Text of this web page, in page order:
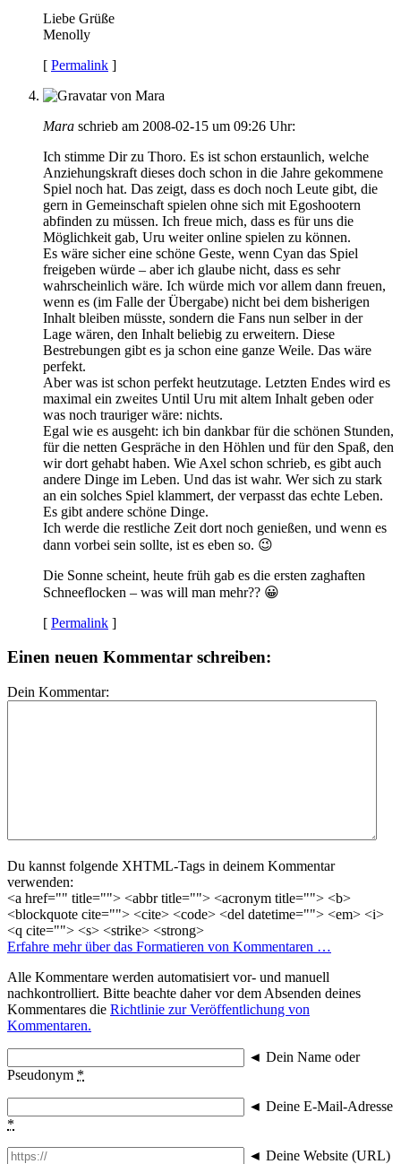
Liebe Grüße
Menolly
[ Permalink ]
Mara schrieb am 2008-02-15 um 09:26 Uhr:
Ich stimme Dir zu Thoro. Es ist schon erstaunlich, welche
Anziehungskraft dieses doch schon in die Jahre gekommene
Spiel noch hat. Das zeigt, dass es doch noch Leute gibt, die
gern in Gemeinschaft spielen ohne sich mit Egoshootern
abfinden zu müssen. Ich freue mich, dass es für uns die
Möglichkeit gab, Uru weiter online spielen zu können.
Es wäre sicher eine schöne Geste, wenn Cyan das Spiel
freigeben würde – aber ich glaube nicht, dass es sehr
wahrscheinlich wäre. Ich würde mich vor allem dann freuen,
wenn es (im Falle der Übergabe) nicht bei dem bisherigen
Inhalt bleiben müsste, sondern die Fans nun selber in der
Lage wären, den Inhalt beliebig zu erweitern. Diese
Bestrebungen gibt es ja schon eine ganze Weile. Das wäre
perfekt.
Aber was ist schon perfekt heutzutage. Letzten Endes wird es
maximal ein zweites Until Uru mit altem Inhalt geben oder
was noch trauriger wäre: nichts.
Egal wie es ausgeht: ich bin dankbar für die schönen Stunden,
für die netten Gespräche in den Höhlen und für den Spaß, den
wir dort gehabt haben. Wie Axel schon schrieb, es gibt auch
andere Dinge im Leben. Und das ist wahr. Wer sich zu stark
an ein solches Spiel klammert, der verpasst das echte Leben.
Es gibt andere schöne Dinge.
Ich werde die restliche Zeit dort noch genießen, und wenn es
dann vorbei sein sollte, ist es eben so. 😉
Die Sonne scheint, heute früh gab es die ersten zaghaften
Schneeflocken – was will man mehr?? 😀
[ Permalink ]
Einen neuen Kommentar schreiben:
Dein Kommentar:
Du kannst folgende XHTML-Tags in deinem Kommentar
verwenden:
<a href="" title=""> <abbr title=""> <acronym title=""> <b>
<blockquote cite=""> <cite> <code> <del datetime=""> <em> <i>
<q cite=""> <s> <strike> <strong>
Erfahre mehr über das Formatieren von Kommentaren …
Alle Kommentare werden automatisiert vor- und manuell
nachkontrolliert. Bitte beachte daher vor dem Absenden deines
Kommentares die Richtlinie zur Veröffentlichung von
Kommentaren.
◄ Dein Name oder
Pseudonym *
◄ Deine E-Mail-Adresse
*
◄ Deine Website (URL)